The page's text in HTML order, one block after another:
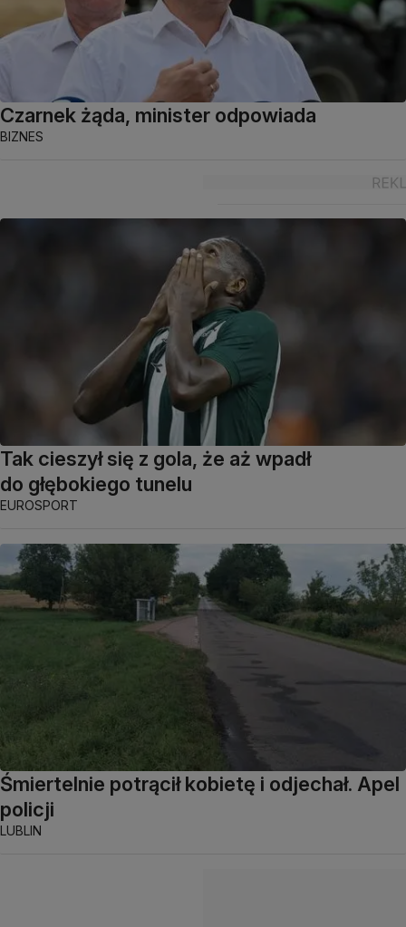
Czarnek żąda, minister odpowiada
BIZNES
Tak cieszył się z gola, że aż wpadł
do głębokiego tunelu
EUROSPORT
Śmiertelnie potrącił kobietę i odjechał. Apel
policji
LUBLIN